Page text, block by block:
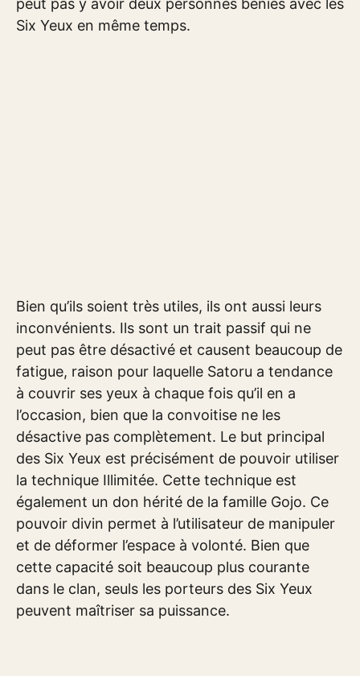
peut pas y avoir deux personnes bénies avec les
Six Yeux en même temps.
Bien qu’ils soient très utiles, ils ont aussi leurs
inconvénients. Ils sont un trait passif qui ne
peut pas être désactivé et causent beaucoup de
fatigue, raison pour laquelle Satoru a tendance
à couvrir ses yeux à chaque fois qu’il en a
l’occasion, bien que la convoitise ne les
désactive pas complètement. Le but principal
des Six Yeux est précisément de pouvoir utiliser
la technique Illimitée. Cette technique est
également un don hérité de la famille Gojo. Ce
pouvoir divin permet à l’utilisateur de manipuler
et de déformer l’espace à volonté. Bien que
cette capacité soit beaucoup plus courante
dans le clan, seuls les porteurs des Six Yeux
peuvent maîtriser sa puissance.